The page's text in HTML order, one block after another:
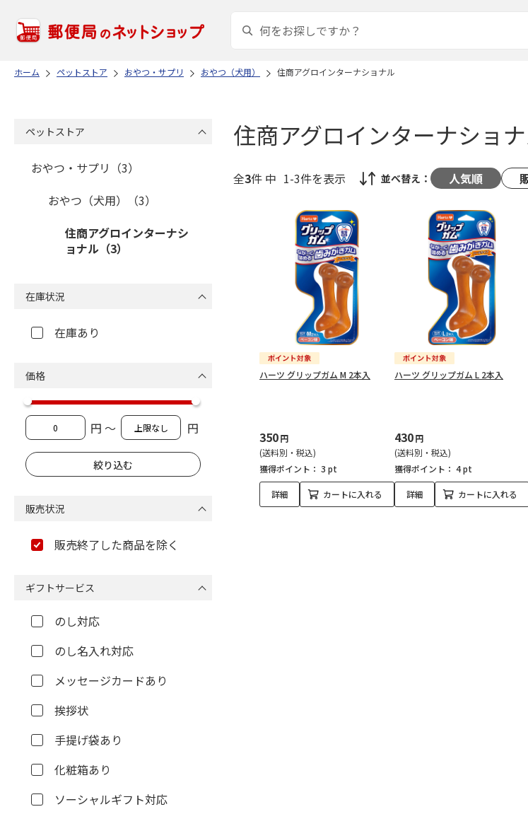
ホーム ペットストア おやつ・サプリ おやつ（犬用） 住商アグロインターナショナル
住商アグロインターナショ
全3件 中 1-3件を表示 並べ替え： 人気順
ハーツ グリップガム M 2本入
350円
(送料別・税込)
獲得ポイント： 3 pt
詳細 カートに入れる
ハーツ グリップガム L 2本入
430円
(送料別・税込)
獲得ポイント： 4 pt
詳細 カートに入れる
ペットストア
おやつ・サプリ（3）
おやつ（犬用）（3）
住商アグロインターナシ
ョナル（3）
在庫状況
在庫あり
価格
円 ～ 円
販売状況
販売終了した商品を除く
ギフトサービス
のし対応
のし名入れ対応
メッセージカードあり
挨拶状
手提げ袋あり
化粧箱あり
ソーシャルギフト対応